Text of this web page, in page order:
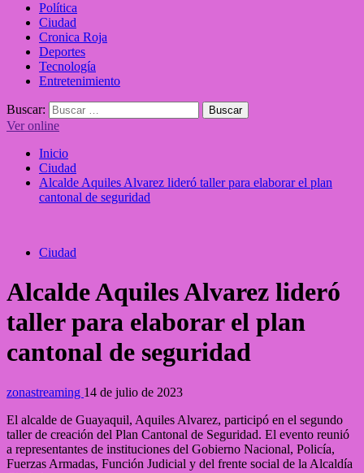
Política
Ciudad
Cronica Roja
Deportes
Tecnología
Entretenimiento
Buscar:
Ver online
Inicio
Ciudad
Alcalde Aquiles Alvarez lideró taller para elaborar el plan
cantonal de seguridad
Ciudad
Alcalde Aquiles Alvarez lideró
taller para elaborar el plan
cantonal de seguridad
zonastreaming 14 de julio de 2023
El alcalde de Guayaquil, Aquiles Alvarez, participó en el segundo
taller de creación del Plan Cantonal de Seguridad. El evento reunió
a representantes de instituciones del Gobierno Nacional, Policía,
Fuerzas Armadas, Función Judicial y del frente social de la Alcaldía